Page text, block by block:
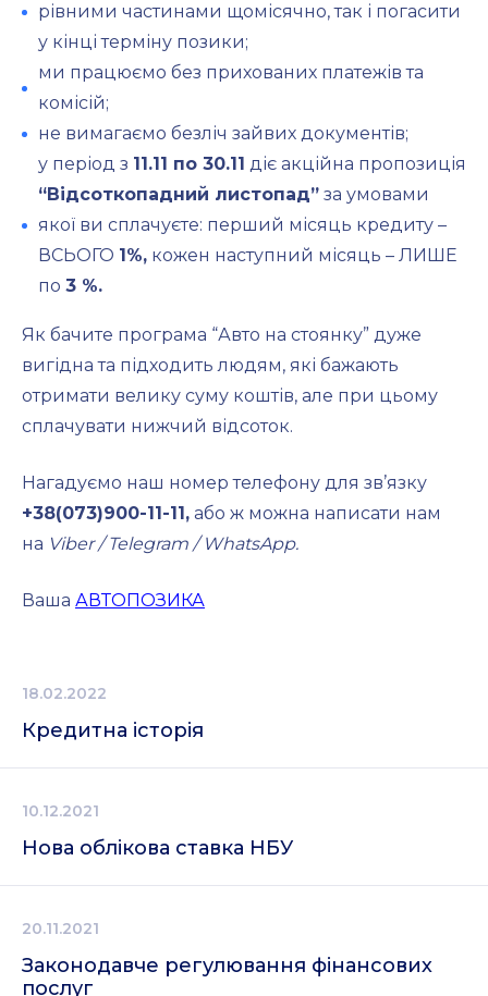
рівними частинами щомісячно, так і погасити
у кінці терміну позики;
ми працюємо без прихованих платежів та
комісій;
не вимагаємо безліч зайвих документів;
у період з 11.11 по 30.11 діє акційна пропозиція
“Відсоткопадний листопад” за умовами
якої ви сплачуєте: перший місяць кредиту –
ВСЬОГО 1%, кожен наступний місяць – ЛИШЕ
по 3 %.
Як бачите програма “Авто на стоянку” дуже
вигідна та підходить людям, які бажають
отримати велику суму коштів, але при цьому
сплачувати нижчий відсоток.
Нагадуємо наш номер телефону для зв’язку
+38(073)900-11-11, або ж можна написати нам
на Viber / Telegram / WhatsApp.
Ваша АВТОПОЗИКА
18.02.2022
Кредитна історія
10.12.2021
Нова облікова ставка НБУ
20.11.2021
Законодавче регулювання фінансових
послуг